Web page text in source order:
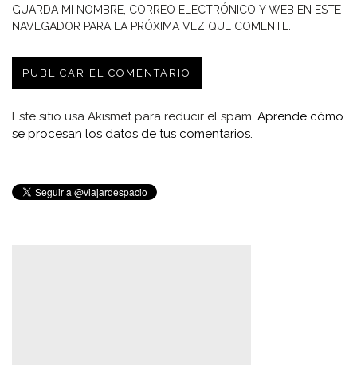
GUARDA MI NOMBRE, CORREO ELECTRÓNICO Y WEB EN ESTE
NAVEGADOR PARA LA PRÓXIMA VEZ QUE COMENTE.
Este sitio usa Akismet para reducir el spam. Aprende cómo
se procesan los datos de tus comentarios.